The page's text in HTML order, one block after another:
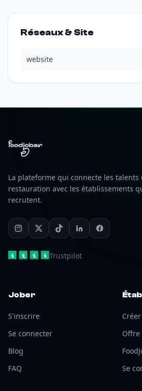
Réseaux & Site
website
La plateforme qui connecte les talents
restauration avec les établissements
recrutent.
Trustpilot
Jober
S'inscrire
Se connecter
Blog
FAQ
Offre
Se